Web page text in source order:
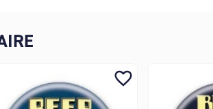
favorite_border